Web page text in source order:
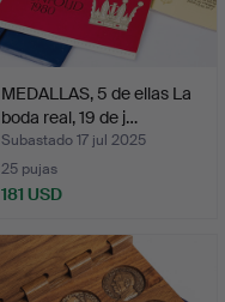
MEDALLAS, 5 de ellas La
boda real, 19 de j…
Subastado 17 jul 2025
25 pujas
181 USD